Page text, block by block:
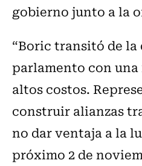
gobierno junto a la
“Boric transitó de la
parlamento con
altos costos.
construir alianzas
no dar ventaja a la
próximo 2 de